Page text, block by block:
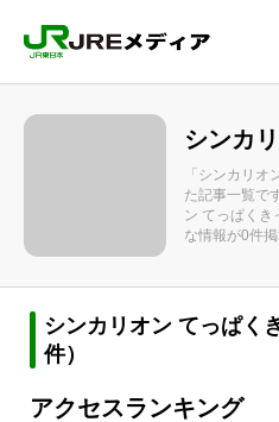
シンカ
「シンカリ
た記事一覧で
ン てっぱくき
な情報が0件掲
シンカリオン てっぱく
件）
アクセスランキング